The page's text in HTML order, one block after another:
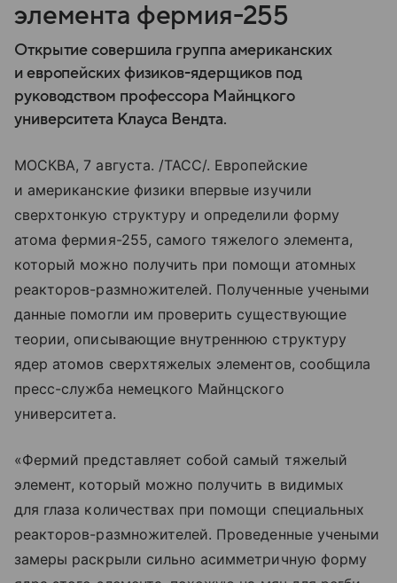
элемента фермия-255
Открытие совершила группа американских
и европейских физиков-ядерщиков под
руководством профессора Майнцкого
университета Клауса Вендта.
МОСКВА, 7 августа. /ТАСС/. Европейские
и американские физики впервые изучили
сверхтонкую структуру и определили форму
атома фермия-255, самого тяжелого элемента,
который можно получить при помощи атомных
реакторов-размножителей. Полученные учеными
данные помогли им проверить существующие
теории, описывающие внутреннюю структуру
ядер атомов сверхтяжелых элементов, сообщила
пресс-служба немецкого Майнцского
университета.
«Фермий представляет собой самый тяжелый
элемент, который можно получить в видимых
для глаза количествах при помощи специальных
реакторов-размножителей. Проведенные учеными
замеры раскрыли сильно асимметричную форму